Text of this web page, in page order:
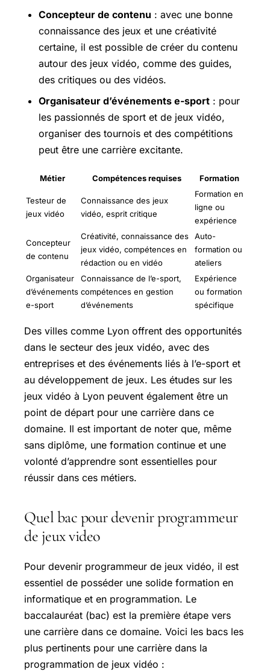
Concepteur de contenu : avec une bonne
connaissance des jeux et une créativité
certaine, il est possible de créer du contenu
autour des jeux vidéo, comme des guides,
des critiques ou des vidéos.
Organisateur d’événements e-sport : pour
les passionnés de sport et de jeux vidéo,
organiser des tournois et des compétitions
peut être une carrière excitante.
Métier Compétences requises Formation
Testeur de
jeux vidéo
Connaissance des jeux
vidéo, esprit critique
Formation en
ligne ou
expérience
Concepteur
de contenu
Créativité, connaissance des
jeux vidéo, compétences en
rédaction ou en vidéo
Auto-
formation ou
ateliers
Organisateur
d’événements
e-sport
Connaissance de l’e-sport,
compétences en gestion
d’événements
Expérience
ou formation
spécifique
Des villes comme Lyon offrent des opportunités
dans le secteur des jeux vidéo, avec des
entreprises et des événements liés à l’e-sport et
au développement de jeux. Les études sur les
jeux vidéo à Lyon peuvent également être un
point de départ pour une carrière dans ce
domaine. Il est important de noter que, même
sans diplôme, une formation continue et une
volonté d’apprendre sont essentielles pour
réussir dans ces métiers.
Quel bac pour devenir programmeur
de jeux video
Pour devenir programmeur de jeux vidéo, il est
essentiel de posséder une solide formation en
informatique et en programmation. Le
baccalauréat (bac) est la première étape vers
une carrière dans ce domaine. Voici les bacs les
plus pertinents pour une carrière dans la
programmation de jeux vidéo :